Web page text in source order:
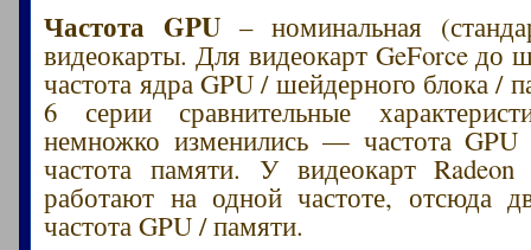
Частота GPU – номинальная
видеокарты. Для видеокарт GeForce до
частота ядра GPU / шейдерного блока /
6 серии сравнительные
немножко изменились — частота GPU
частота памяти. У видеокарт
работают на одной частоте, отсюда
частота GPU / памяти.